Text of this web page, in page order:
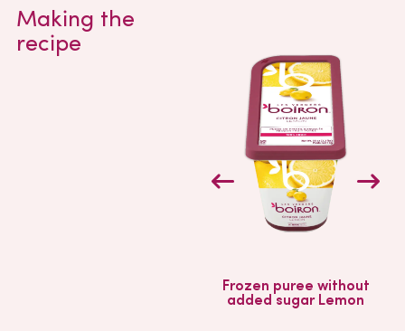
Making the
recipe
Frozen puree without
added sugar Lemon